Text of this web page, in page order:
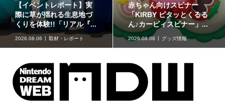
【イベントレポート】実
際に草が揺れる生息地づ
くりを体験!!「リアル『...
2026.08.06 取材・レポート
赤ちゃん向けスピナー
「KIRBY ピタッとくるる
ん♪カービィスピナー」...
2026.08.06 グッズ情報